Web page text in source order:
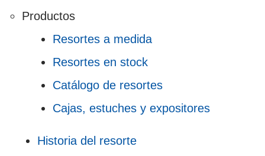
Productos
Resortes a medida
Resortes en stock
Catálogo de resortes
Cajas, estuches y expositores
Historia del resorte